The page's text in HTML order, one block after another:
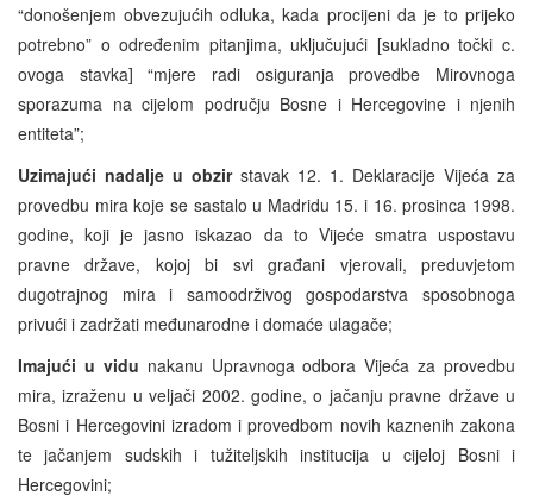
“donošenjem obvezujućih odluka, kada procijeni da je to prijeko
potrebno” o određenim pitanjima, uključujući [sukladno točki c.
ovoga stavka] “mjere radi osiguranja provedbe Mirovnoga
sporazuma na cijelom području Bosne i Hercegovine i njenih
entiteta”;
Uzimajući nadalje u obzirstavak 12. 1. Deklaracije Vijeća za
provedbu mira koje se sastalo u Madridu 15. i 16. prosinca 1998.
godine, koji je jasno iskazao da to Vijeće smatra uspostavu
pravne države, kojoj bi svi građani vjerovali, preduvjetom
dugotrajnog mira i samoodrživog gospodarstva sposobnoga
privući i zadržati međunarodne i domaće ulagače;
Imajući u vidu nakanu Upravnoga odbora Vijeća za provedbu
mira, izraženu u veljači 2002. godine, o jačanju pravne države u
Bosni i Hercegovini izradom i provedbom novih kaznenih zakona
te jačanjem sudskih i tužiteljskih institucija u cijeloj Bosni i
Hercegovini;